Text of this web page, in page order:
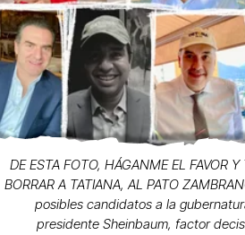
DE ESTA FOTO, HÁGANME EL FAVOR
BORRAR A TATIANA, AL PATO
posibles candidatos a la
presidente Sheinbaum, factor